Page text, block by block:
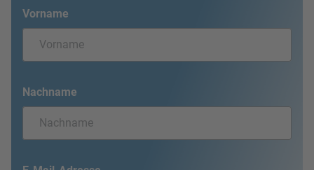
Vorname
Nachname